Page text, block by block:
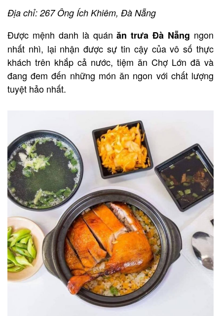
Địa chỉ: 267 Ông Ích Khiêm, Đà Nẵng
Được mệnh danh là quánăn trưa Đà Nẵng ngon
nhất nhì, lại nhận được sự tin cậy của vô số thực
khách trên khắp cả nước, tiệm ăn Chợ Lớn đã và
đang đem đến những món ăn ngon với chất lượng
tuyệt hảo nhất.